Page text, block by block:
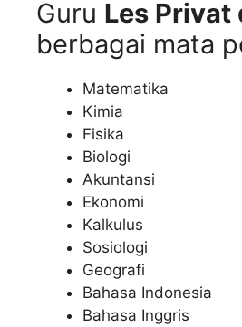
Guru Les Privat
berbagai mata
Matematika
Kimia
Fisika
Biologi
Akuntansi
Ekonomi
Kalkulus
Sosiologi
Geografi
Bahasa Indonesia
Bahasa Inggris